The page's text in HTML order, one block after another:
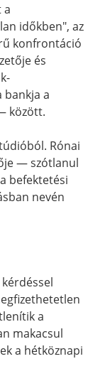
a
időkben", az
konfrontáció
és
bankja a
között.
Rónai
— szótlanul
befektetési
nevén
a
makacsul
a hétköznapi